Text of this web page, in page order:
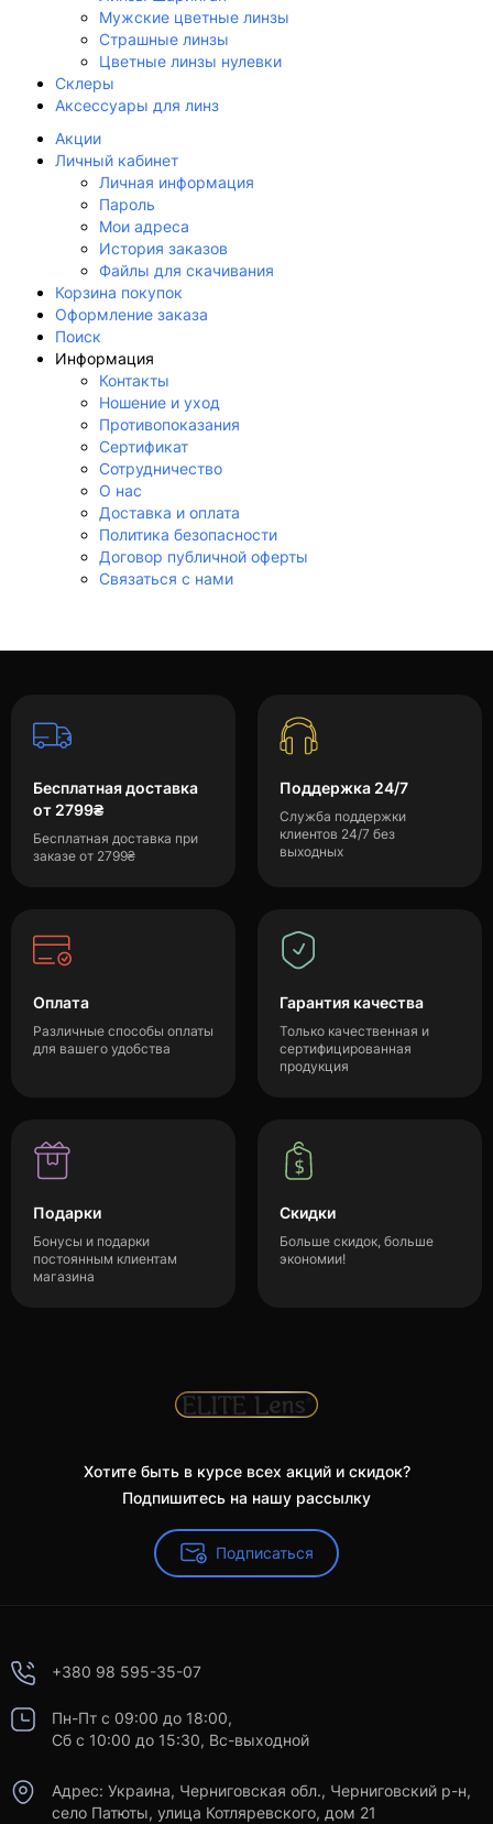
Мужские цветные линзы
Страшные линзы
Цветные линзы нулевки
Склеры
Аксессуары для линз
Акции
Личный кабинет
Личная информация
Пароль
Мои адреса
История заказов
Файлы для скачивания
Корзина покупок
Оформление заказа
Поиск
Информация
Контакты
Ношение и уход
Противопоказания
Сертификат
Сотрудничество
О нас
Доставка и оплата
Политика безопасности
Договор публичной оферты
Связаться с нами
Бесплатная доставка
от 2799₴
Бесплатная доставка при
заказе от 2799₴
Поддержка 24/7
Служба поддержки
клиентов 24/7 без
выходных
Оплата
Различные способы оплаты
для вашего удобства
Гарантия качества
Только качественная и
сертифицированная
продукция
Подарки
Бонусы и подарки
постоянным клиентам
магазина
Скидки
Больше скидок, больше
экономии!
Хотите быть в курсе всех акций и скидок?
Подпишитесь на нашу рассылку
Подписаться
+380 98 595-35-07
Пн-Пт с 09:00 до 18:00,
Сб с 10:00 до 15:30, Вс-выходной
Адрес: Украина, Черниговская обл., Черниговский р-н,
село Патюты, улица Котляревского, дом 21